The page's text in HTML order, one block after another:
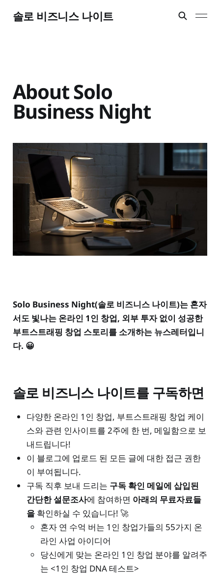
솔로 비즈니스 나이트
About Solo
Business Night
Solo Business Night(솔로 비즈니스 나이트)는 혼자
서도 빛나는 온라인 1인 창업, 외부 투자 없이 성공한
부트스트래핑 창업 스토리를 소개하는 뉴스레터입니
다. 😀
솔로 비즈니스 나이트를 구독하면
다양한 온라인 1인 창업, 부트스트래핑 창업 케이
스와 관련 인사이트를 2주에 한 번, 메일함으로 보
내드립니다!
이 블로그에 업로드 된 모든 글에 대한 접근 권한
이 부여됩니다.
구독 직후 보내 드리는 구독 확인 메일에 삽입된
간단한 설문조사에 참여하면 아래의 무료자료들
을확인하실 수 있습니다! 🚀
혼자 연 수억 버는 1인 창업가들의 55가지 온
라인 사업 아이디어
당신에게 맞는 온라인 1인 창업 분야를 알려주
는 <1인 창업 DNA 테스트>